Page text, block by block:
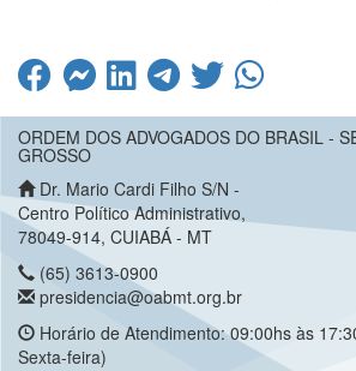
ORDEM DOS ADVOGADOS DO BRASIL -
GROSSO
Dr. Mario Cardi Filho S/N -
Centro Político Administrativo,
78049-914, CUIABÁ - MT
(65) 3613-0900
presidencia@oabmt.org.br
Horário de Atendimento: 09:00hs às
Sexta-feira)